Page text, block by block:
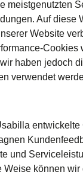
meistgenutzten
Auf diese
Website
Cookies
haben jedoch
verwendet
entwickelte
und
Weise können wir